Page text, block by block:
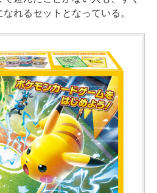
れるセットとなっている。